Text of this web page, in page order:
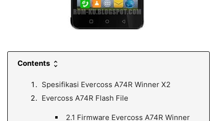
Contents
Spesifikasi Evercoss A74R Winner X2
Evercoss A74R Flash File
2.1 Firmware Evercoss A74R Winner